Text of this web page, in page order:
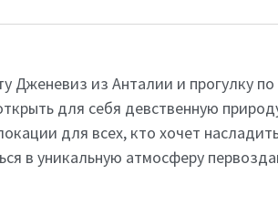
Дженевиз из Анталии и прогулку
для себя девственную
для всех, кто хочет
в уникальную атмосферу